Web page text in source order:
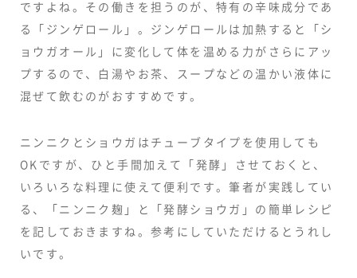
ですよね。その働きを担うのが、特有の辛味成分であ
る「ジンゲロール」。ジンゲロールは加熱すると「シ
ョウガオール」に変化して体を温める力がさらにアッ
プするので、白湯やお茶、スープなどの温かい液体に
混ぜて飲むのがおすすめです。
ニンニクとショウガはチューブタイプを使用しても
OKですが、ひと手間加えて「発酵」させておくと、
いろいろな料理に使えて便利です。筆者が実践してい
る、「ニンニク麹」と「発酵ショウガ」の簡単レシピ
を記しておきますね。参考にしていただけるとうれし
いです。